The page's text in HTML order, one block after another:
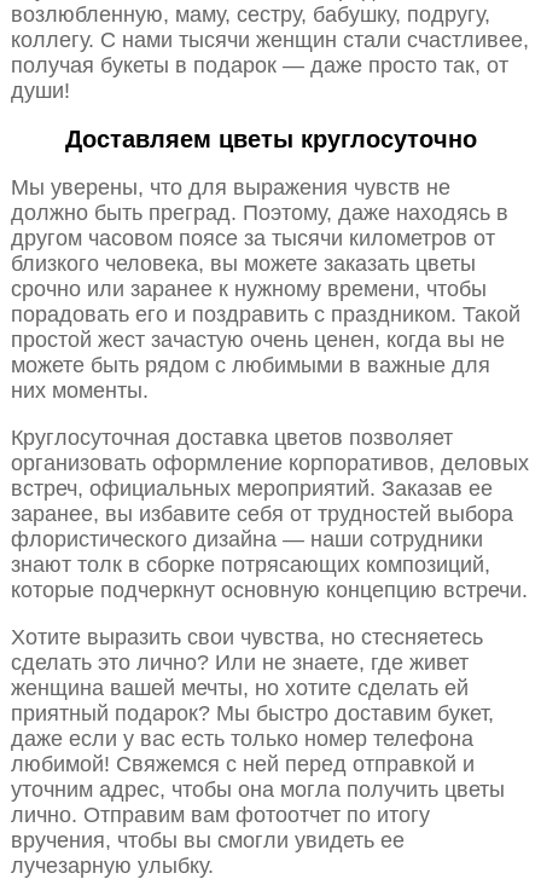
возлюбленную, маму, сестру, бабушку, подругу,
коллегу. С нами тысячи женщин стали счастливее,
получая букеты в подарок — даже просто так, от
души!
Доставляем цветы круглосуточно
Мы уверены, что для выражения чувств не
должно быть преград. Поэтому, даже находясь в
другом часовом поясе за тысячи километров от
близкого человека, вы можете заказать цветы
срочно или заранее к нужному времени, чтобы
порадовать его и поздравить с праздником. Такой
простой жест зачастую очень ценен, когда вы не
можете быть рядом с любимыми в важные для
них моменты.
Круглосуточная доставка цветов позволяет
организовать оформление корпоративов, деловых
встреч, официальных мероприятий. Заказав ее
заранее, вы избавите себя от трудностей выбора
флористического дизайна — наши сотрудники
знают толк в сборке потрясающих композиций,
которые подчеркнут основную концепцию встречи.
Хотите выразить свои чувства, но стесняетесь
сделать это лично? Или не знаете, где живет
женщина вашей мечты, но хотите сделать ей
приятный подарок? Мы быстро доставим букет,
даже если у вас есть только номер телефона
любимой! Свяжемся с ней перед отправкой и
уточним адрес, чтобы она могла получить цветы
лично. Отправим вам фотоотчет по итогу
вручения, чтобы вы смогли увидеть ее
лучезарную улыбку.